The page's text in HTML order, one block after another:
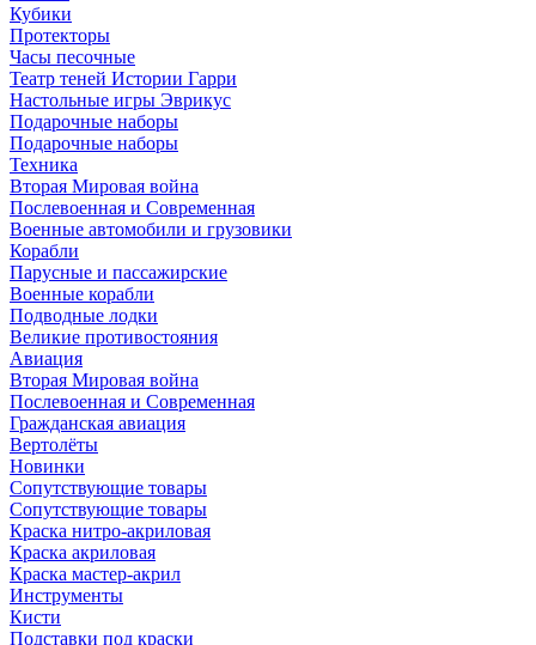
Кубики
Протекторы
Часы песочные
Театр теней Истории Гарри
Настольные игры Эврикус
Подарочные наборы
Подарочные наборы
Техника
Вторая Мировая война
Послевоенная и Современная
Военные автомобили и грузовики
Корабли
Парусные и пассажирские
Военные корабли
Подводные лодки
Великие противостояния
Авиация
Вторая Мировая война
Послевоенная и Современная
Гражданская авиация
Вертолёты
Новинки
Сопутствующие товары
Сопутствующие товары
Краска нитро-акриловая
Краска акриловая
Краска мастер-акрил
Инструменты
Кисти
Подставки под краски